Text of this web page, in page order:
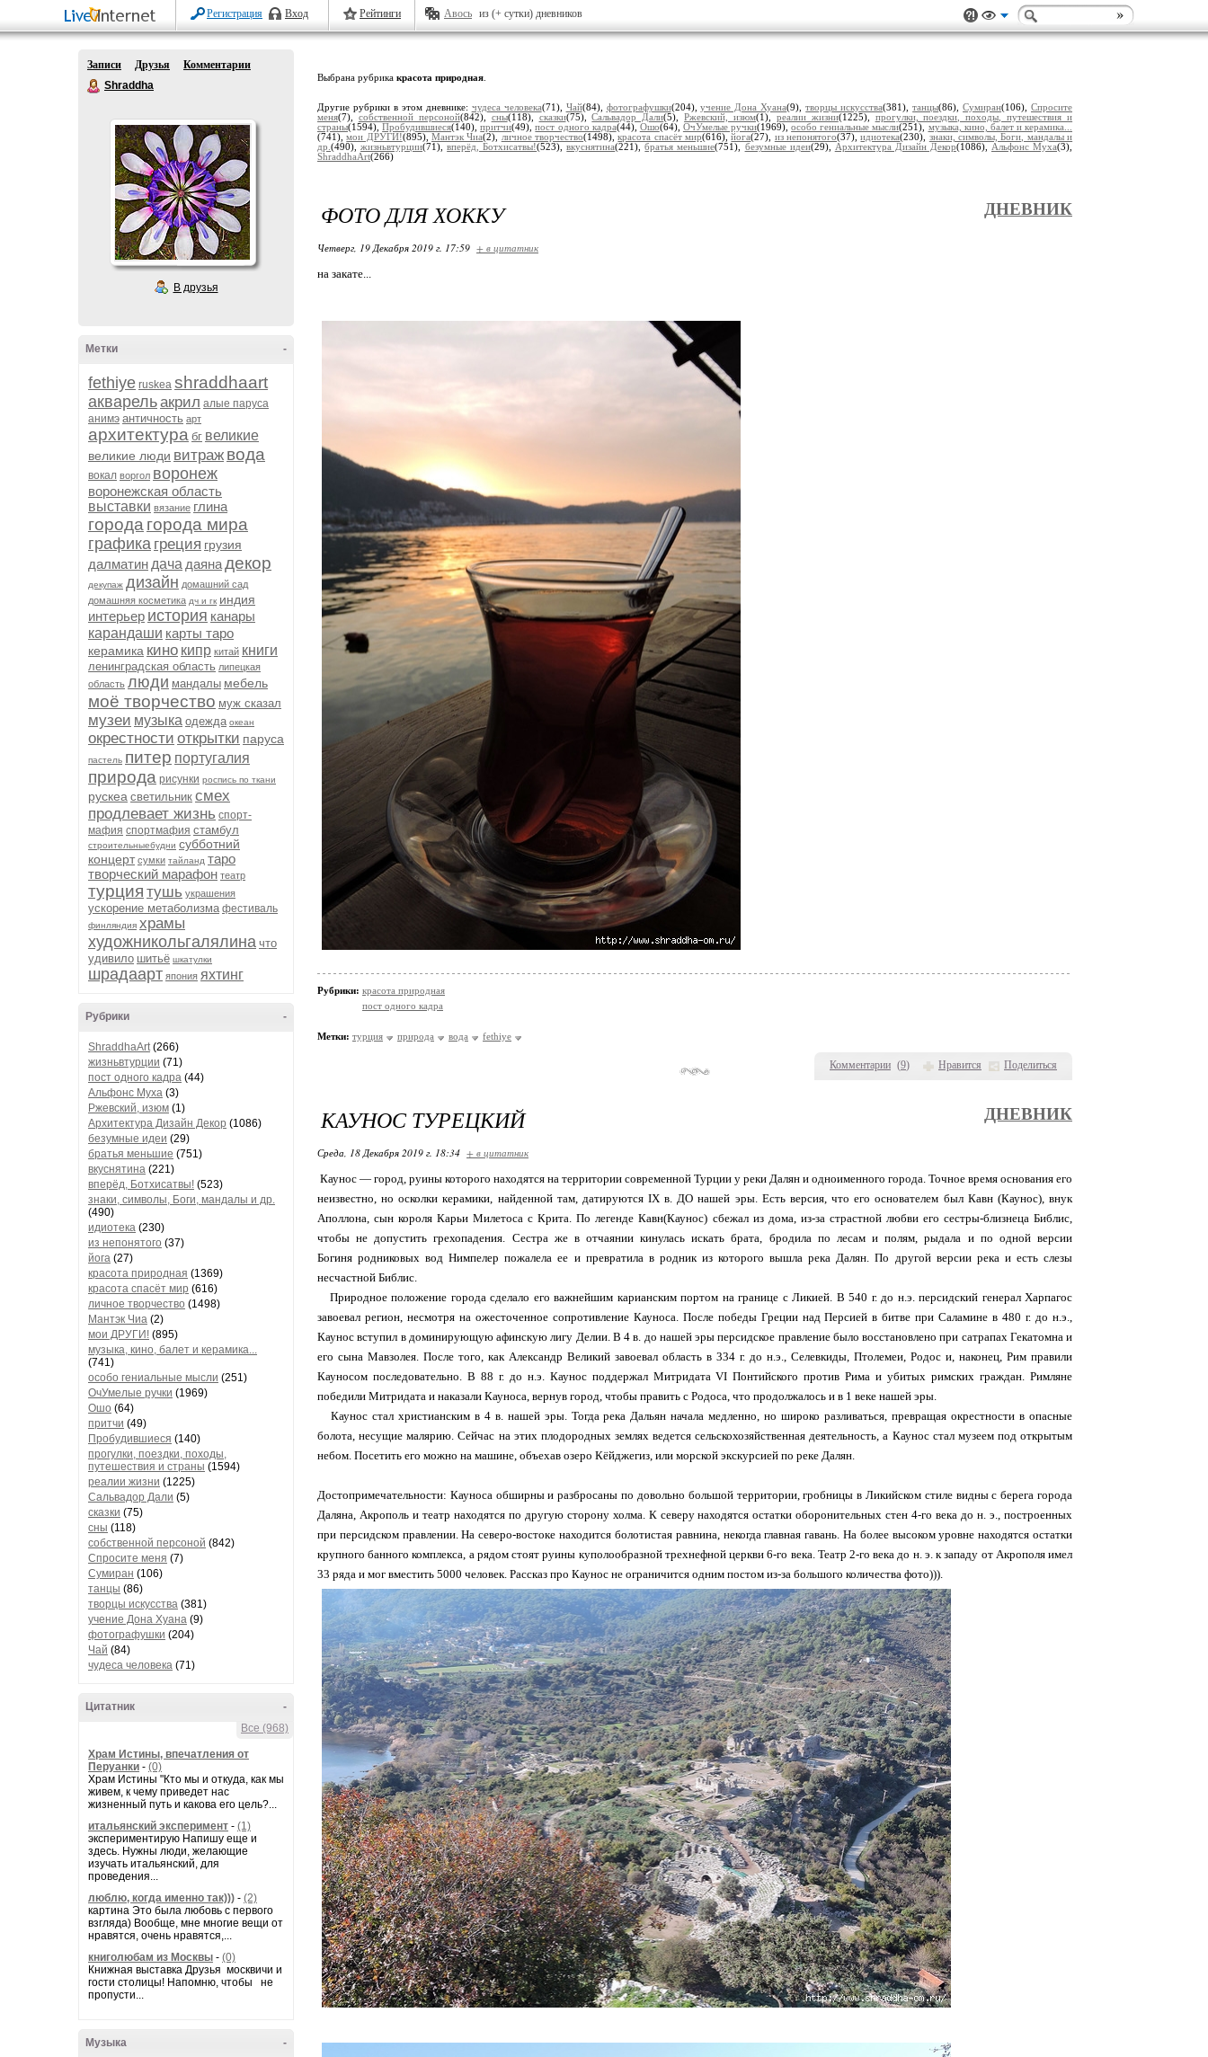
Регистрация Вход Рейтинги Авось из (+ сутки) дневников
Записи Друзья
Комментарии
Shraddha
В друзья
-
Метки
fethiye ruskea shraddhaart
акварельакрил алые паруса
анимэ античность арт
архитектура бг великие
великие люди витраж вода
вокал воргол воронеж
воронежская область
выставки вязание глина
города города мира
графика греция грузия
далматин дача даянадекор
декупаж дизайн домашний сад
домашняя косметика дч и гк индия
интерьер история канары
карандаши карты таро
керамика кино кипр китай книги
ленинградская область липецкая
область люди мандалы мебель
моё творчество муж сказал
музеи музыка одежда океан
окрестности открытки паруса
пастель питер португалия
природа рисунки роспись по ткани
рускеа светильник смех
продлевает жизнь спорт-
мафия спортмафия стамбул
строительныебудни субботний
концерт сумки тайланд таро
творческий марафон театр
турция тушь украшения
ускорение метаболизма фестиваль
финляндия храмы
художникольгалялина что
удивило шитьё шкатулки
шрадаарт япония яхтинг
-
Рубрики
ShraddhaArt(266)
жизньвтурции (71)
пост одного кадра (44)
Альфонс Муха (3)
Ржевский, изюм (1)
Архитектура Дизайн Декор (1086)
безумные идеи (29)
братья меньшие (751)
вкуснятина (221)
вперёд, Ботхисатвы! (523)
знаки, символы, Боги, мандалы и др.
(490)
идиотека (230)
из непонятого (37)
йога (27)
красота природная (1369)
красота спасёт мир (616)
личное творчество (1498)
Мантэк Чиа (2)
мои ДРУГИ! (895)
музыка, кино, балет и керамика...
(741)
особо гениальные мысли (251)
ОчУмелые ручки (1969)
Ошо (64)
притчи (49)
Пробудившиеся (140)
прогулки, поездки, походы,
путешествия и страны (1594)
реалии жизни (1225)
Сальвадор Дали (5)
сказки (75)
сны (118)
собственной персоной (842)
Спросите меня (7)
Сумиран (106)
танцы (86)
творцы искусства (381)
учение Дона Хуана (9)
фотографушки (204)
Чай (84)
чудеса человека (71)
-
Цитатник
Все (968)
Храм Истины, впечатления от
Перуанки - (0)
Храм Истины "Кто мы и откуда, как мы
живем, к чему приведет нас
жизненный путь и какова его цель?...
итальянский эксперимент - (1)
экспериментирую Напишу еще и
здесь. Нужны люди, желающие
изучать итальянский, для
проведения...
люблю, когда именно так))) - (2)
картина Это была любовь с первого
взгляда) Вообще, мне многие вещи от
нравятся, очень нравятся,...
книголюбам из Москвы - (0)
Книжная выставка Друзья москвичи и
гости столицы! Напомню, чтобы не
пропусти...
-
Музыка
Выбрана рубрика красота природная
Другие рубрики в этом дневнике: чудеса человека(71), Чай(84), фотографушки(204),учение Дона Хуана(9),творцы искусства(381),танцы(86),Сумиран(106), Спросите
меня(7), собственной персоной(842), сны(118), сказки(75),Сальвадор Дали(5),Ржевский, изюм(1), реалии жизни(1225), прогулки, поездки, походы, путешествия и
страны(1594),Пробудившиеся(140),притчи(49),пост одного кадра(44), Ошо(64), ОчУмелые ручки(1969),особо гениальные мысли(251), музыка, кино, балет и керамика...
(741),мои ДРУГИ!(895),Мантэк Чиа(2), личное творчество(1498),красота спасёт мир(616),йога(27), из непонятого(37),идиотека(230), знаки, символы, Боги, мандалы и
др. (490),жизньвтурции(71),вперёд, Ботхисатвы!(523),вкуснятина(221),братья меньшие(751), безумные идеи(29), Архитектура Дизайн Декор(1086), Альфонс Муха(3),
ShraddhaArt(266)
Комментарии (9) Нравится Поделиться
ФОТО ДЛЯ ХОККУ ДНЕВНИК
Четверг, 19 Декабря 2019 г. 17:59 + в цитатник
на закате...
Рубрики: красота природная
пост одного кадра
Метки: турция природа вода fethiye
КАУНОС ТУРЕЦКИЙ ДНЕВНИК
Среда, 18 Декабря 2019 г. 18:34 + в цитатник
Каунос — город, руины которого находятся на территории современной Турции у реки Далян и одноименного города. Точное время основания его
неизвестно, но осколки керамики, найденной там, датируются IX в. ДО нашей эры. Есть версия, что его основателем был Кавн (Каунос), внук
Аполлона, сын короля Карьи Милетоса с Крита. По легенде Кавн(Каунос) сбежал из дома, из-за страстной любви его сестры-близнеца Библис,
чтобы не допустить грехопадения. Сестра же в отчаянии кинулась искать брата, бродила по лесам и полям, рыдала и по одной версии
Богиня родниковых вод Нимпелер пожалела ее и превратила в родник из которого вышла река Далян. По другой версии река и есть слезы
несчастной Библис.
Природное положение города сделало его важнейшим карианским портом на границе с Ликией. В 540 г. до н.э. персидский генерал Харпагос
завоевал регион, несмотря на ожесточенное сопротивление Кауноса. После победы Греции над Персией в битве при Саламине в 480 г. до н.э.,
Каунос вступил в доминирующую афинскую лигу Делии. В 4 в. до нашей эры персидское правление было восстановлено при сатрапах Гекатомна и
его сына Мавзолея. После того, как Александр Великий завоевал область в 334 г. до н.э., Селевкиды, Птолемеи, Родос и, наконец, Рим правили
Кауносом последовательно. В 88 г. до н.э. Каунос поддержал Митридата VI Понтийского против Рима и убитых римских граждан. Римляне
победили Митридата и наказали Кауноса, вернув город, чтобы править с Родоса, что продолжалось и в 1 веке нашей эры.
Каунос стал христианским в 4 в. нашей эры. Тогда река Дальян начала медленно, но широко разливаться, превращая окрестности в опасные
болота, несущие малярию. Сейчас на этих плодородных землях ведется сельскохозяйственная деятельность, а Каунос стал музеем под открытым
небом. Посетить его можно на машине, объехав озеро Кёйджегиз, или морской экскурсией по реке Далян.
Достопримечательности: Кауноса обширны и разбросаны по довольно большой территории, гробницы в Ликийском стиле видны с берега города
Даляна, Акрополь и театр находятся по другую сторону холма. К северу находятся остатки оборонительных стен 4-го века до н. э., построенных
при персидском правлении. На северо-востоке находится болотистая равнина, некогда главная гавань. На более высоком уровне находятся остатки
крупного банного комплекса, а рядом стоят руины куполообразной трехнефной церкви 6-го века. Театр 2-го века до н. э. к западу от Акрополя имел
33 ряда и мог вместить 5000 человек. Рассказ про Каунос не ограничится одним постом из-за большого количества фото))).